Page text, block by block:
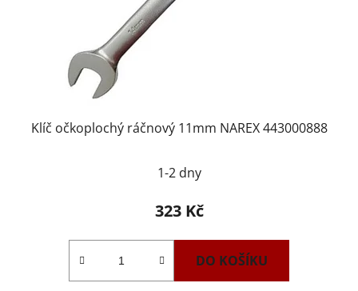
Klíč očkoplochý ráčnový 11mm NAREX 443000888
1-2 dny
323 Kč
DO KOŠÍKU